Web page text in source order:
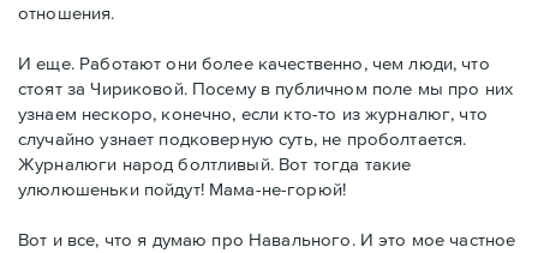
отношения.
И еще. Работают они более качественно, чем люди, что
стоят за Чириковой. Посему в публичном поле мы про них
узнаем нескоро, конечно, если кто-то из журналюг, что
случайно узнает подковерную суть, не проболтается.
Журналюги народ болтливый. Вот тогда такие
улюлюшеньки пойдут! Мама-не-горюй!
Вот и все, что я думаю про Навального. И это мое частное